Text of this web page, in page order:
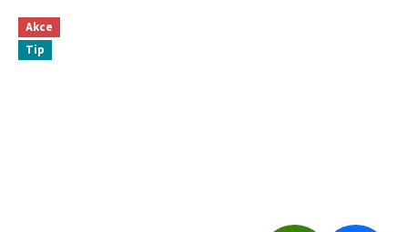
Akce
Tip